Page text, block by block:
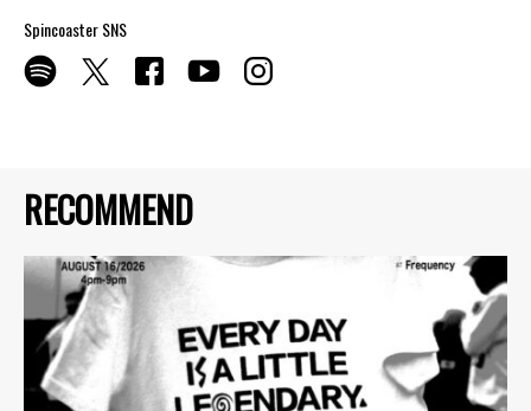
RECOMMEND
Spincoaster SNS